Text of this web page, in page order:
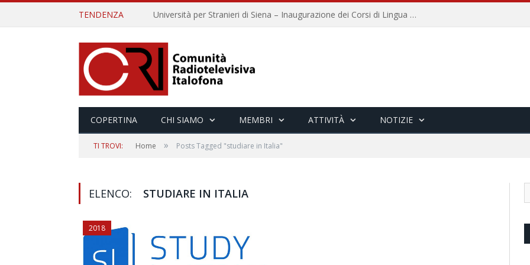
TENDENZA Università per Stranieri di Siena – Inaugurazione dei Corsi di Lingua e Cultura Italiana, 109a annata
COPERTINA CHI SIAMO MEMBRI ATTIVITÀ NOTIZIE
TI TROVI: Home » Posts Tagged "studiare in Italia"
ELENCO: STUDIARE IN ITALIA
2018